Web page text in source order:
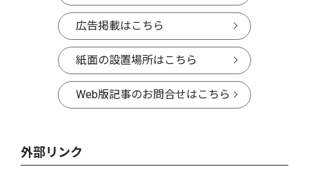
広告掲載はこちら
紙面の設置場所はこちら
Web版記事のお問合せはこちら
外部リンク